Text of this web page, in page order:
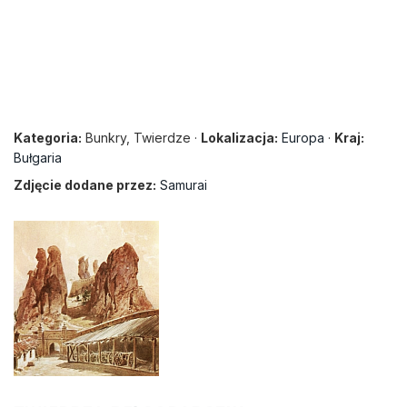
Kategoria: Bunkry, Twierdze · Lokalizacja: Europa · Kraj:
Bułgaria
Zdjęcie dodane przez: Samurai